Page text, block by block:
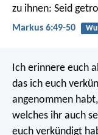
zu ihnen: Seid
Markus 6:49-50
Ich erinnere euch
das ich euch
angenommen
welches ihr auch
euch verkündigt